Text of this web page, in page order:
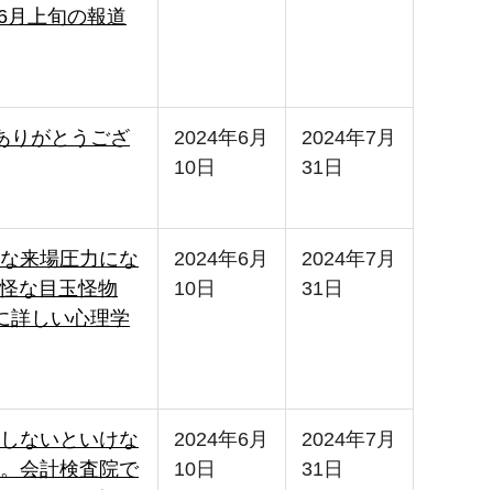
月上旬の報道
りがとうござ
2024年6月
10日
2024年7月
31日
来場圧力にな
な目玉怪物
詳しい心理学
2024年6月
10日
2024年7月
31日
ないといけな
会計検査院で
2024年6月
10日
2024年7月
31日